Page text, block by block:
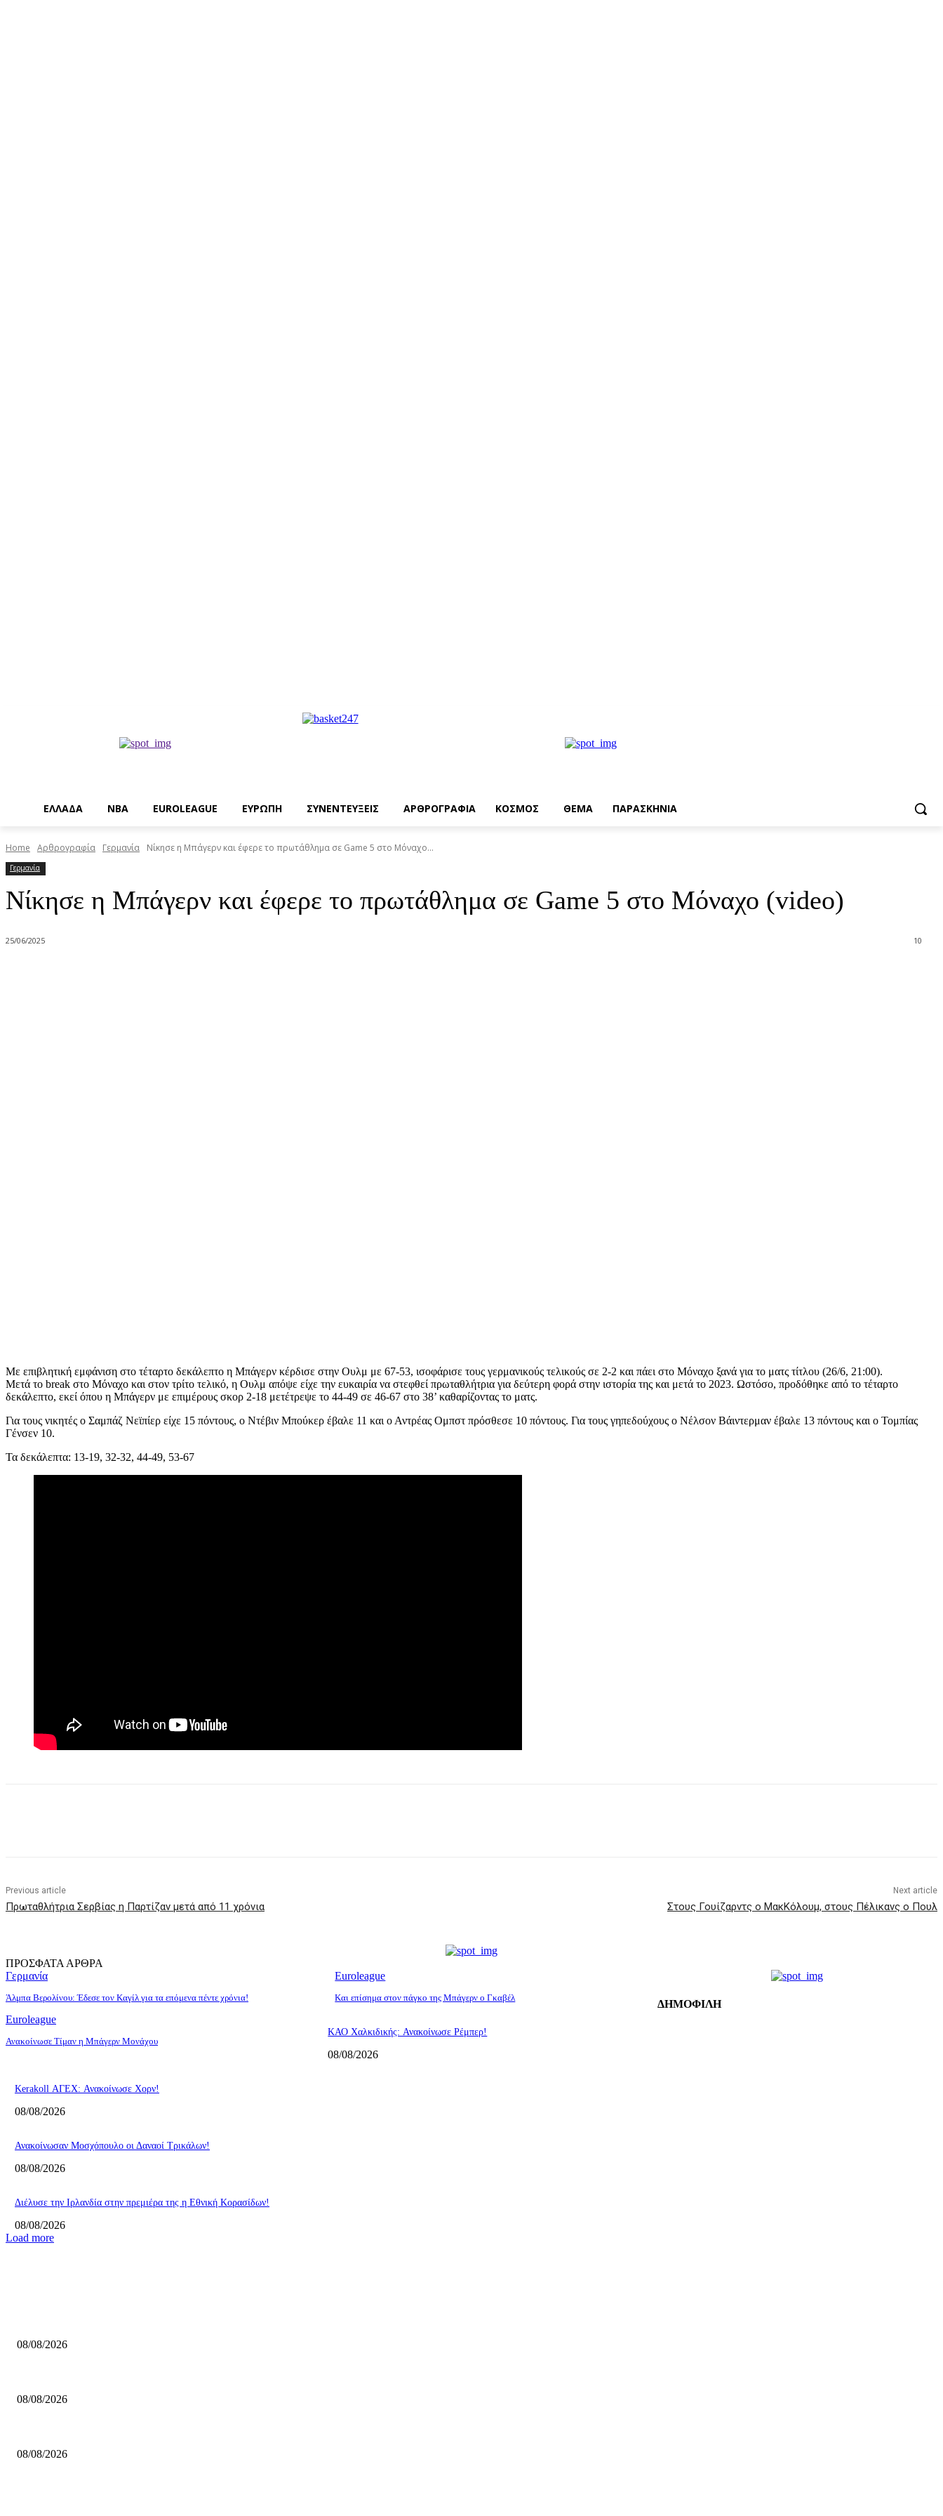
EΛΛΑΔΑ NBA ΕUROLEAGUE ΕΥΡΩΠΗ ΣΥΝΕΝΤΕΥΞΕΙΣ ΑΡΘΡΟΓΡΑΦΙΑ ΚΟΣΜΟΣ ΘΕΜΑ ΠΑΡΑΣΚΗΝΙΑ
Home Αρθρογραφία Γερμανία Νίκησε η Μπάγερν και έφερε το πρωτάθλημα σε Game 5 στο Μόναχο...
Γερμανία
Νίκησε η Μπάγερν και έφερε το πρωτάθλημα σε Game 5 στο Μόναχο (video)
25/06/2025 10
Με επιβλητική εμφάνιση στο τέταρτο δεκάλεπτο η Μπάγερν κέρδισε στην Ουλμ με 67-53, ισοφάρισε τους γερμανικούς τελικούς σε 2-2 και πάει στο Μόναχο ξανά για το ματς τίτλου (26/6, 21:00).
Μετά το break στο Μόναχο και στον τρίτο τελικό, η Ουλμ απόψε είχε την ευκαιρία να στεφθεί πρωταθλήτρια για δεύτερη φορά στην ιστορία της και μετά το 2023. Ωστόσο, προδόθηκε από το τέταρτο
δεκάλεπτο, εκεί όπου η Μπάγερν με επιμέρους σκορ 2-18 μετέτρεψε το 44-49 σε 46-67 στο 38’ καθαρίζοντας το ματς.
Για τους νικητές ο Σαμπάζ Νεϊπίερ είχε 15 πόντους, ο Ντέβιν Μπούκερ έβαλε 11 και ο Αντρέας Ομπστ πρόσθεσε 10 πόντους. Για τους γηπεδούχους ο Νέλσον Βάιντερμαν έβαλε 13 πόντους και ο Τομπίας
Γένσεν 10.
Τα δεκάλεπτα: 13-19, 32-32, 44-49, 53-67
Previous article
Πρωταθλήτρια Σερβίας η Παρτίζαν μετά από 11 χρόνια
Next article
Στους Γουίζαρντς ο ΜακΚόλουμ, στους Πέλικανς ο Πουλ
ΠΡΟΣΦΑΤΑ ΑΡΘΡΑ
Γερμανία
Άλμπα Βερολίνου: Έδεσε τον Καγίλ για τα επόμενα πέντε χρόνια!
Euroleague
Και επίσημα στον πάγκο της Μπάγερν ο Γκαβέλ
Euroleague
Ανακοίνωσε Τίμαν η Μπάγερν Μονάχου
ΔΗΜΟΦΙΛΗ
ΚΑΟ Χαλκιδικής: Ανακοίνωσε Ρέμπερ!
08/08/2026
Kerakoll ΑΓΕΧ: Ανακοίνωσε Χορν!
08/08/2026
Ανακοίνωσαν Μοσχόπουλο οι Δαναοί Τρικάλων!
08/08/2026
Διέλυσε την Ιρλανδία στην πρεμιέρα της η Εθνική Κορασίδων!
08/08/2026
Load more
08/08/2026
08/08/2026
08/08/2026